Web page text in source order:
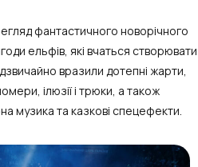
фантастичного новорічного
ельфів, які вчаться створювати
вразили дотепні жарти,
ілюзії і трюки, а також
музика та казкові спецефекти.